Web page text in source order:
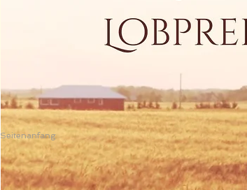
Seitenanfang